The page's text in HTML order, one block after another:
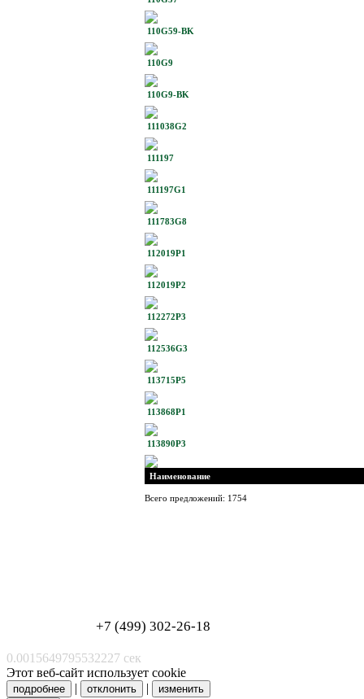
110G59-BK
110G9
110G9-BK
111038G2
111197
111197G1
111783G8
112019P1
112019P2
112272P3
112536G3
113715P5
113868P1
113890P3
Наименование
Всего предложений: 1754
+7 (499) 302-26-18
0.0015649795532227 сек
Этот веб-сайт использует cookie
подробнее | отклонить |
изменить